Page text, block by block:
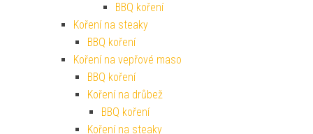
BBQ koření
Koření na steaky
BBQ koření
Koření na vepřové maso
BBQ koření
Koření na drůbež
BBQ koření
Koření na steaky